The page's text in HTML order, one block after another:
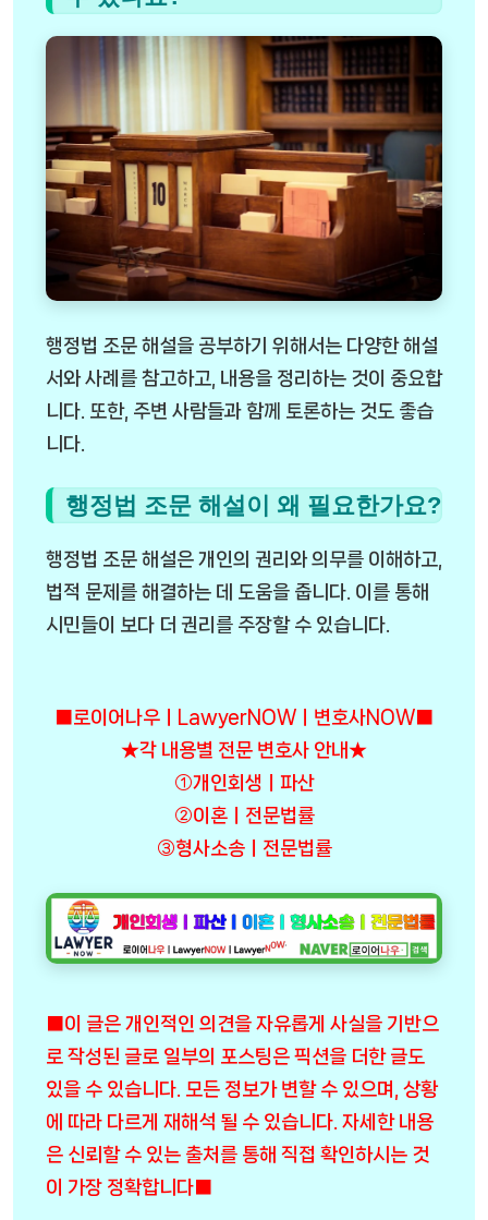
행정법 조문 해설을 공부하기 위해서는 다양한 해설
서와 사례를 참고하고, 내용을 정리하는 것이 중요합
니다. 또한, 주변 사람들과 함께 토론하는 것도 좋습
니다.
행정법 조문 해설이 왜 필요한가요?
행정법 조문 해설은 개인의 권리와 의무를 이해하고,
법적 문제를 해결하는 데 도움을 줍니다. 이를 통해
시민들이 보다 더 권리를 주장할 수 있습니다.
■로이어나우ㅣLawyerNOWㅣ변호사NOW■
★각 내용별 전문 변호사 안내★
①개인회생ㅣ파산
②이혼ㅣ전문법률
③형사소송ㅣ전문법률
■이 글은 개인적인 의견을 자유롭게 사실을 기반으
로 작성된 글로 일부의 포스팅은 픽션을 더한 글도
있을 수 있습니다. 모든 정보가 변할 수 있으며, 상황
에 따라 다르게 재해석 될 수 있습니다. 자세한 내용
은 신뢰할 수 있는 출처를 통해 직접 확인하시는 것
이 가장 정확합니다■